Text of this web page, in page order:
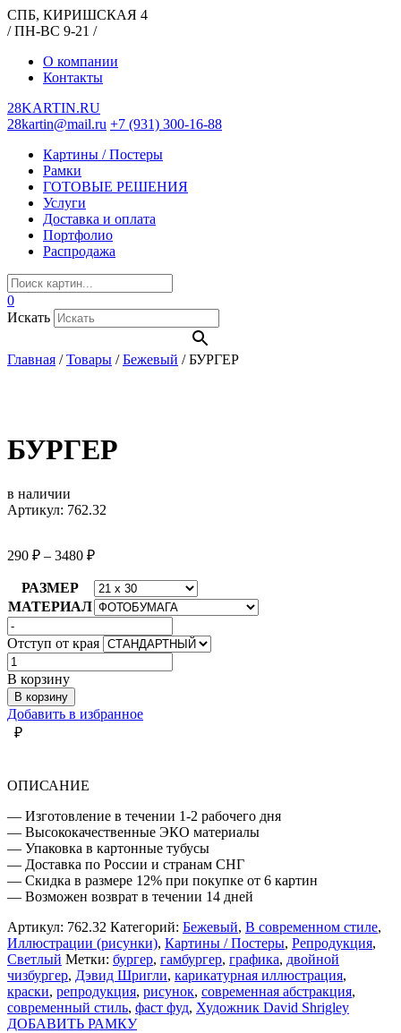
СПБ, КИРИШСКАЯ 4
/ ПН-ВС 9-21 /
О компании
Контакты
28KARTIN.RU
28kartin@mail.ru +7 (931) 300-16-88
Картины / Постеры
Рамки
ГОТОВЫЕ РЕШЕНИЯ
Услуги
Доставка и оплата
Портфолио
Распродажа
0
Искать
Главная /Товары /Бежевый /БУРГЕР
БУРГЕР
в наличии
Артикул: 762.32
290 ₽ – 3480 ₽
РАЗМЕР
МАТЕРИАЛ
Отступ от края
Количество
товара
БУРГЕР
В корзину
В корзину
Добавить в избранное
₽
ОПИСАНИЕ
— Изготовление в течении 1-2 рабочего дня
— Высококачественные ЭКО материалы
— Упаковка в картонные тубусы
— Доставка по России и странам СНГ
— Скидка в размере 12% при покупке от 6 картин
— Возможен возврат в течении 14 дней
Артикул: 762.32 Категорий: Бежевый, В современном стиле,
Иллюстрации (рисунки), Картины / Постеры, Репродукция,
Светлый Метки: бургер, гамбургер, графика, двойной
чизбургер, Дэвид Шригли, карикатурная иллюстрация,
краски, репродукция, рисунок, современная абстракция,
современный стиль, фаст фуд, Художник David Shrigley
ДОБАВИТЬ РАМКУ